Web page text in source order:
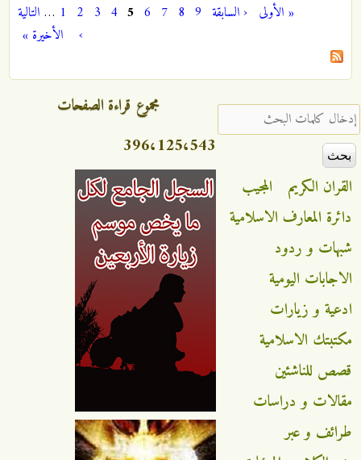
الصفحات« الأولى ‹ السابقة 1 2 3 4 5 6 7 8 9
… التالية
›
الأخيرة »
مجموع قراءة الصفحات
396،125،543
‏إدخال كلمات البحث ‏
القران الكريم
المجيب
دائرة المعارف الاسلامية
شبهات و ردود
الاجابات اليومية
ادعية و زيارات
مكتبتك الاسلامية
قصص للناشئين
مقالات و دراسات
طرائف و عبر